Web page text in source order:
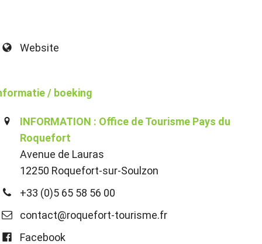
Website
/ boeking
INFORMATION : Office de Tourisme Pays du
Roquefort
Avenue de Lauras
12250 Roquefort-sur-Soulzon
+33 (0)5 65 58 56 00
contact@roquefort-tourisme.fr
Facebook